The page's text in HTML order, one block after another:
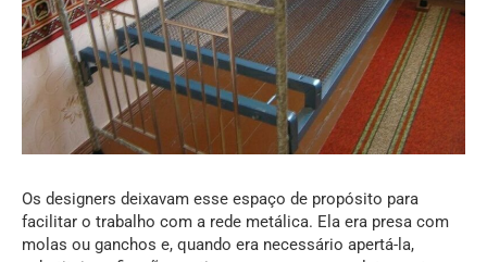
Os designers deixavam esse espaço de propósito para
facilitar o trabalho com a rede metálica. Ela era presa com
molas ou ganchos e, quando era necessário apertá-la,